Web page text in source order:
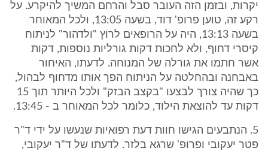
יקרות, ובזמן הזה העובר סבל והרחם המשיך להיקרע. על
רקע זה, טוען פרופ' דוד, בשעה 13:05, ולכל המאוחר
בשעה 13:13, היה על הרופאים לרוץ "ולדהור" לניתוח
קיסרי דחוף, ולא לחכות דקות גורליות נוספות, דקות
אשר חתמו את גורלה של המנוחה. לדעתו, האיחור
באבחנה ובהחלטה על הניתוח הפך אותו מדחוף לבהול,
כך שהיה צורך לבצעו "בקצב הבזק" ולכל היותר תוך 15
דקות עד להוצאת הילוד, כלומר לכל המאוחר ב - 13:45.
5. הנתבעים הגישו חוות דעת רפואיות שנעשו על ידי ד"ר
פטר יעקובי ופרופ' שרגא בלזר. לדעתו של ד"ר יעקובי,